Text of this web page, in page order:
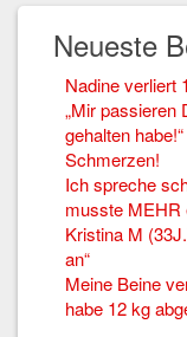
Neueste
Nadine verliert
„Mir passieren
gehalten
Schmerzen!
Ich spreche
musste MEHR
Kristina M
an“
Meine Beine
habe 12 kg